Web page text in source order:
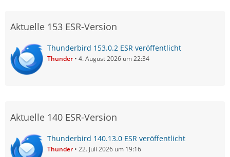
Aktuelle 153 ESR-Version
Thunderbird 153.0.2 ESR veröffentlicht
Thunder 4. August 2026 um 22:34
Aktuelle 140 ESR-Version
Thunderbird 140.13.0 ESR veröffentlicht
Thunder 22. Juli 2026 um 19:16